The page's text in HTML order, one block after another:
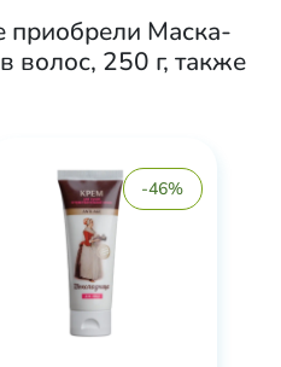
приобрели Маска-
волос, 250 г, также
-46%